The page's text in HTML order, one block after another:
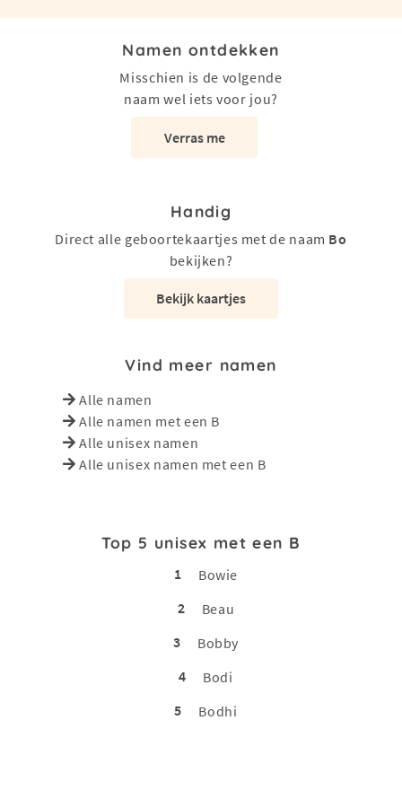
Namen ontdekken
Misschien is de volgende
naam wel iets voor jou?
Verras me
Handig
Direct alle geboortekaartjes met de naam Bo
bekijken?
Bekijk kaartjes
Vind meer namen
Alle namen
Alle namen met een B
Alle unisex namen
Alle unisex namen met een B
Top 5 unisex met een B
1
Bowie
2
Beau
3
Bobby
4
Bodi
5
Bodhi